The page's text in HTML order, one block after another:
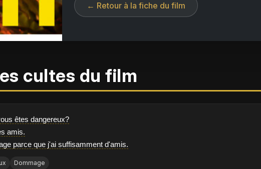
← Retour à la fiche du film
cultes du film
êtes dangereux?
amis.
parce que j'ai suffisamment d'amis.
Dommage